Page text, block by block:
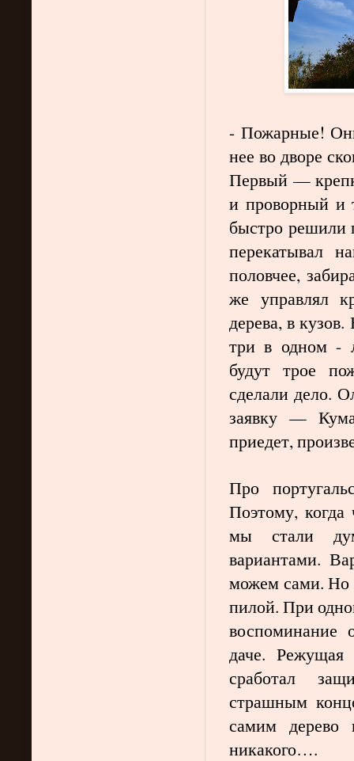
- Пожарные!
нее во дворе
Первый —
и проворный и
быстро решили
перекатывал
половчее,
же управлял
дерева, в
три в одном -
будут трое
сделали дело.
заявку —
приедет,
Про
Поэтому, когда
мы стали
вариантами.
можем сами. Но
пилой. При
даче. Режущая
сработал
страшным
самим дерево
никакого….